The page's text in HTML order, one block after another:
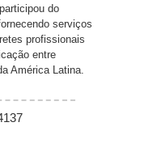
participou do
serviços
profissionais
entre
América Latina.
Global Celebrity